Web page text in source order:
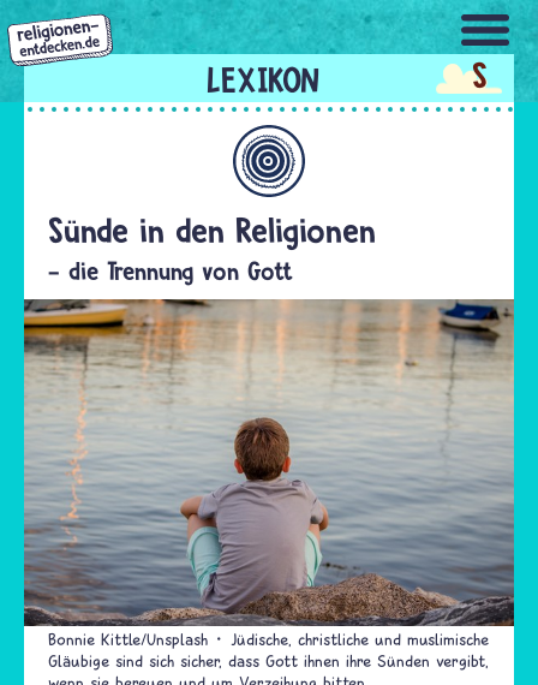
Direkt
zum
Inhalt
S
Sünde in den Religionen
- die Trennung von Gott
Bonnie Kittle/Unsplash
Jüdische, christliche und muslimische
Gläubige sind sich sicher, dass Gott ihnen ihre Sünden vergibt,